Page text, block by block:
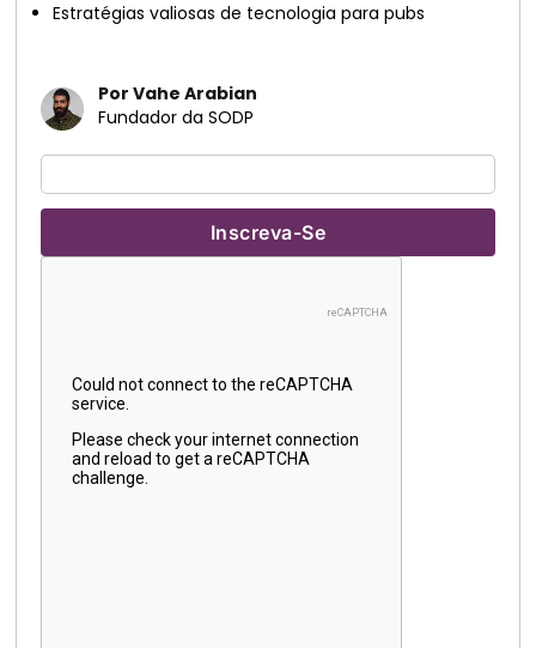
Estratégias valiosas de tecnologia para pubs
Por Vahe Arabian
Fundador da SODP